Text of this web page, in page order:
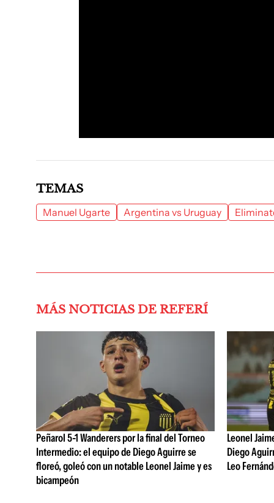
TEMAS
Manuel Ugarte Argentina vs Uruguay
MÁS NOTICIAS DE REFERÍ
Peñarol 5-1 Wanderers por la final del Torneo
Intermedio: el equipo de Diego Aguirre se
floreó, goleó con un notable Leonel Jaime y es
bicampeón
Leonel
Diego
Leo